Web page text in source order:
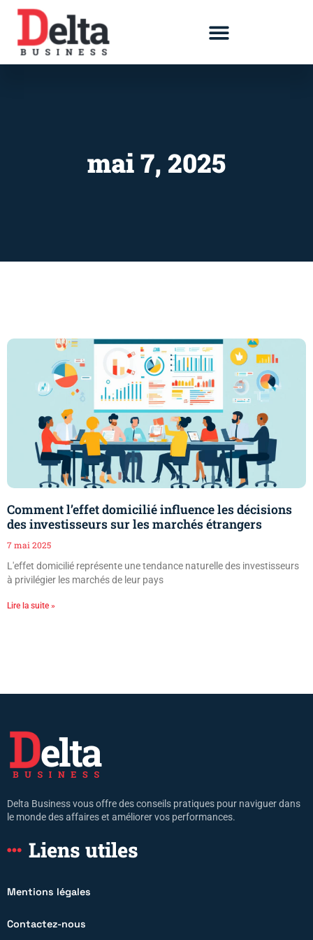
mai 7, 2025
Comment l’effet domicilié influence les décisions
des investisseurs sur les marchés étrangers
7 mai 2025
L'effet domicilié représente une tendance naturelle des investisseurs
à privilégier les marchés de leur pays
Lire la suite »
Delta Business vous offre des conseils pratiques pour naviguer dans
le monde des affaires et améliorer vos performances.
Liens utiles
Mentions légales
Contactez-nous